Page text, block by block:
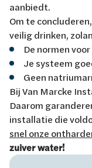
aanbiedt.
Om te
veilig drinken,
De normen
Je systeem
Geen
Bij Van Marcke
Daarom
installatie die
snel onze
zuiver water!